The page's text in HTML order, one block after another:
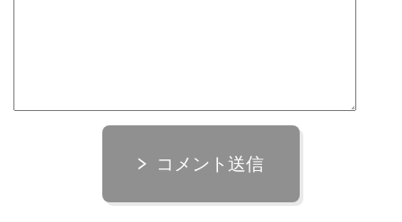
コメント送信